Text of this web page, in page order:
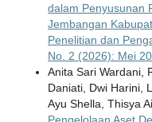
dalam Penyusunan
Jembangan
Penelitian dan
No. 2 (2026): Mei
Anita Sari Wardani,
Daniati, Dwi Harini,
Ayu Shella, Thisya
Pengelolaan Aset